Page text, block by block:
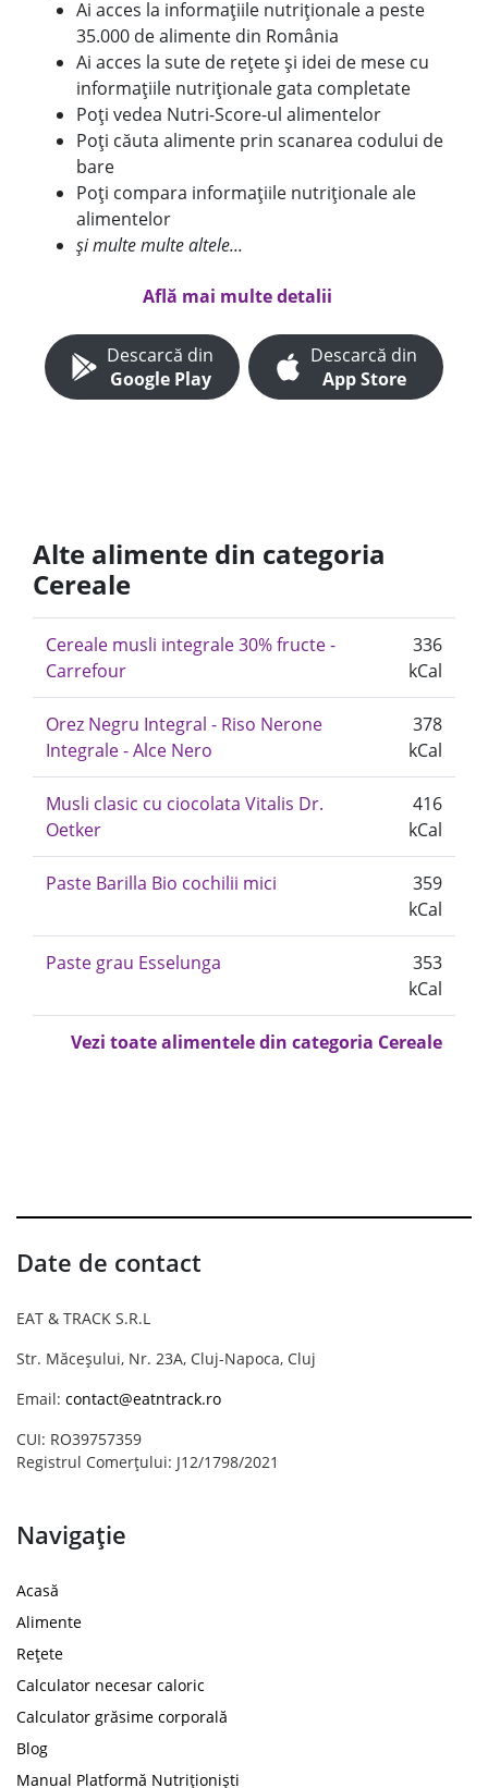
Ai acces la informațiile nutriționale a peste
35.000 de alimente din România
Ai acces la sute de rețete și idei de mese cu
informațiile nutriționale gata completate
Poți vedea Nutri-Score-ul alimentelor
Poți căuta alimente prin scanarea codului de
bare
Poți compara informațiile nutriționale ale
alimentelor
și multe multe altele...
Află mai multe detalii
Descarcă din
Google Play
Descarcă din
App Store
Alte alimente din categoria
Cereale
Cereale musli integrale 30% fructe -
Carrefour
336
kCal
Orez Negru Integral - Riso Nerone
Integrale - Alce Nero
378
kCal
Musli clasic cu ciocolata Vitalis Dr.
Oetker
416
kCal
Paste Barilla Bio cochilii mici
359
kCal
Paste grau Esselunga
353
kCal
Vezi toate alimentele din categoria Cereale
Date de contact
EAT & TRACK S.R.L
Str. Măceșului, Nr. 23A, Cluj-Napoca, Cluj
Email: contact@eatntrack.ro
CUI: RO39757359
Registrul Comerțului: J12/1798/2021
Navigație
Acasă
Alimente
Rețete
Calculator necesar caloric
Calculator grăsime corporală
Blog
Manual Platformă Nutriționiști